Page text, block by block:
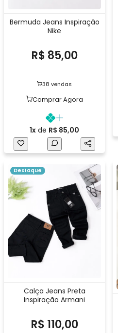
Bermuda Jeans Inspiração
Nike
R$ 85,00
38 vendas
Comprar Agora
1x de R$ 85,00
Destaque
Calça Jeans Preta
Inspiração Armani
R$ 110,00